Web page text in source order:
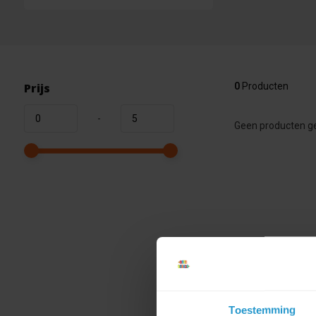
Toestemming
Prijs
-
0Producten
Geen producten